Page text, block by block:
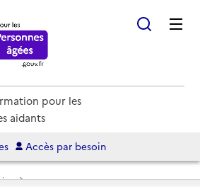
pour les
aidants
Accès par besoin